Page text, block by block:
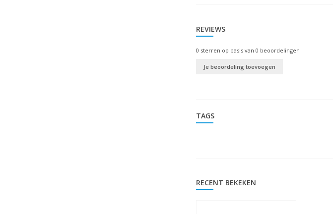
REVIEWS
0 sterren op basis van 0 beoordelingen
Je beoordeling toevoegen
TAGS
RECENT BEKEKEN